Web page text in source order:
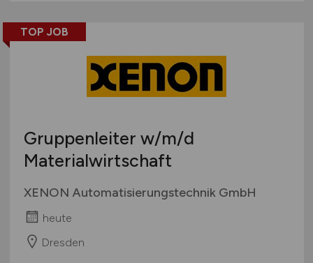
TOP JOB
Gruppenleiter w/m/d
Materialwirtschaft
XENON Automatisierungstechnik GmbH
heute
Dresden